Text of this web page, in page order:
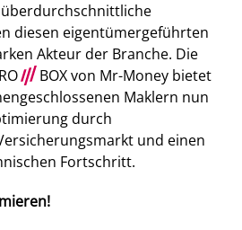
diesen eigentümergeführten
Akteur der Branche. Die
/// BOX von Mr-Money bietet
Maklern nun
durch
und einen
Fortschritt.